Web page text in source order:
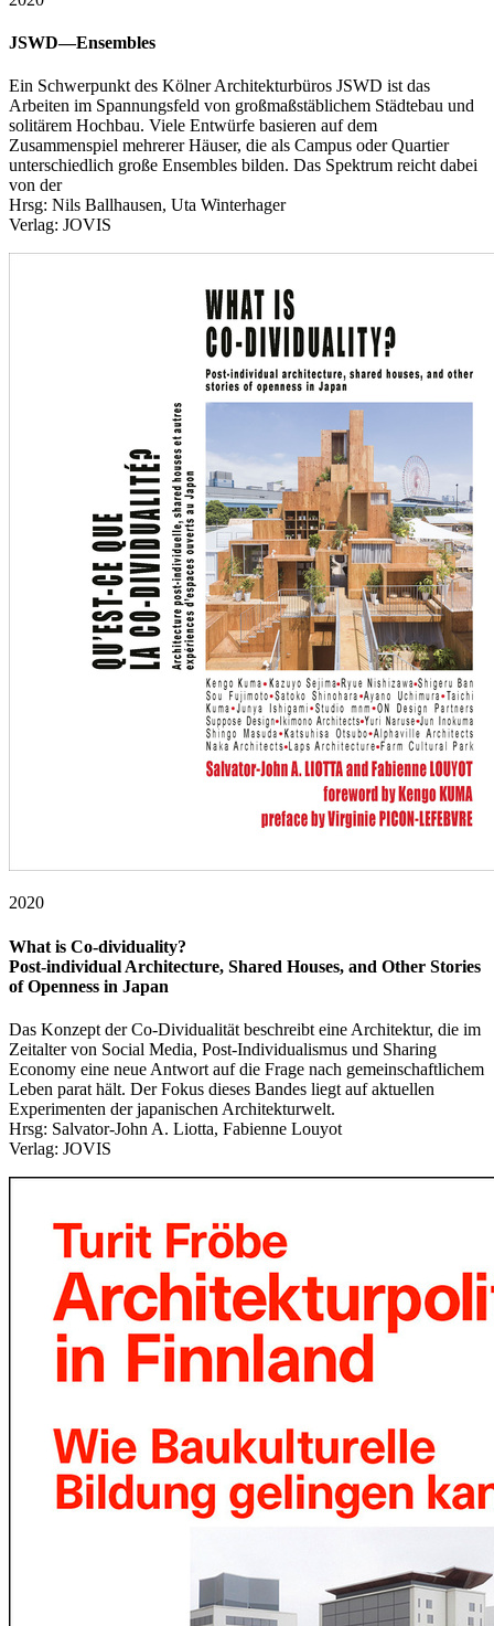
JSWD—Ensembles
Ein Schwerpunkt des Kölner Architekturbüros JSWD ist das
Arbeiten im Spannungsfeld von großmaßstäblichem Städtebau und
solitärem Hochbau. Viele Entwürfe basieren auf dem
Zusammenspiel mehrerer Häuser, die als Campus oder Quartier
unterschiedlich große Ensembles bilden. Das Spektrum reicht dabei
von der
Hrsg: Nils Ballhausen, Uta Winterhager
Verlag: JOVIS
2020
What is Co-dividuality?
Post-individual Architecture, Shared Houses, and Other Stories
of Openness in Japan
Das Konzept der Co-Dividualität beschreibt eine Architektur, die im
Zeitalter von Social Media, Post-Individualismus und Sharing
Economy eine neue Antwort auf die Frage nach gemeinschaftlichem
Leben parat hält. Der Fokus dieses Bandes liegt auf aktuellen
Experimenten der japanischen Architekturwelt.
Hrsg: Salvator-John A. Liotta, Fabienne Louyot
Verlag: JOVIS